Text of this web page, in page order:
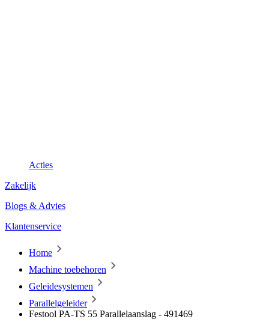
Acties
Zakelijk
Blogs & Advies
Klantenservice
Home
Machine toebehoren
Geleidesystemen
Parallelgeleider
Festool PA-TS 55 Parallelaanslag - 491469